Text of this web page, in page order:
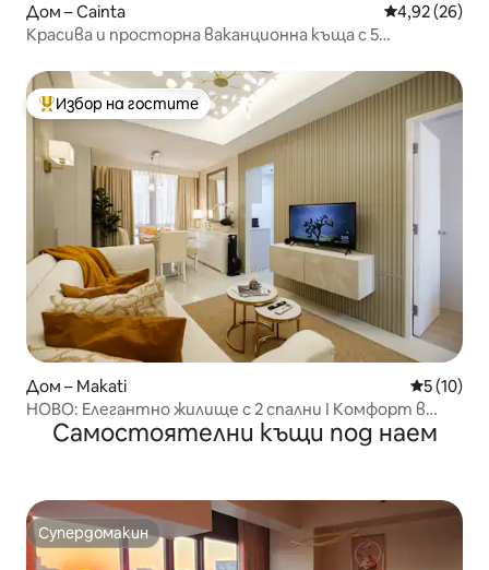
Дом – Cainta Средна
4,92 (26)
Красива и просторна ваканционна къща с 5
Най-популярен избор на гостите
Избор на гостите
Дом – Makati Средна
5 (10)
НОВО: Елегантно жилище с 2 спални I Комфорт в
сърцето на града
Самостоятелни къщи под наем
Супердомакин
Супердомакин